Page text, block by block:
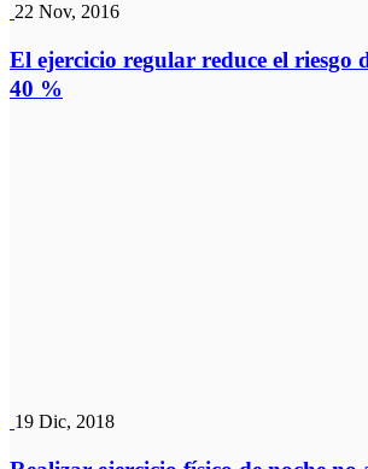
22 Nov, 2016
El ejercicio regular reduce el riesgo
40 %
19 Dic, 2018